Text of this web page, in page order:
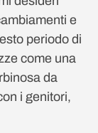
e
periodo di
come una
da
i genitori,